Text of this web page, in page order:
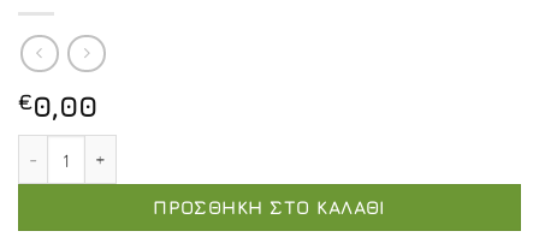
€0,00
ΠΡΟΣΘΉΚΗ ΣΤΟ ΚΑΛΆΘΙ